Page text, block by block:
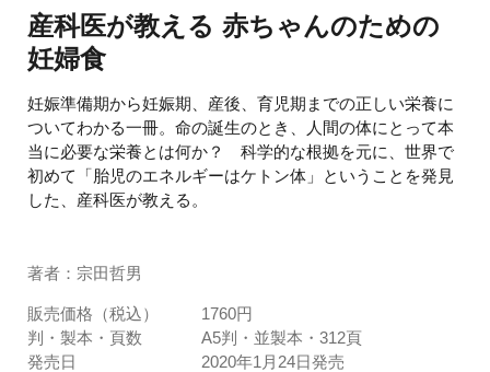
産科医が教える 赤ちゃんのための
妊婦食
妊娠準備期から妊娠期、産後、育児期までの正しい栄養に
ついてわかる一冊。命の誕生のとき、人間の体にとって本
当に必要な栄養とは何か？ 科学的な根拠を元に、世界で
初めて「胎児のエネルギーはケトン体」ということを発見
した、産科医が教える。
著者：宗田哲男
販売価格（税込）
1760円
判・製本・頁数
A5判・並製本・312頁
発売日
2020年1月24日発売